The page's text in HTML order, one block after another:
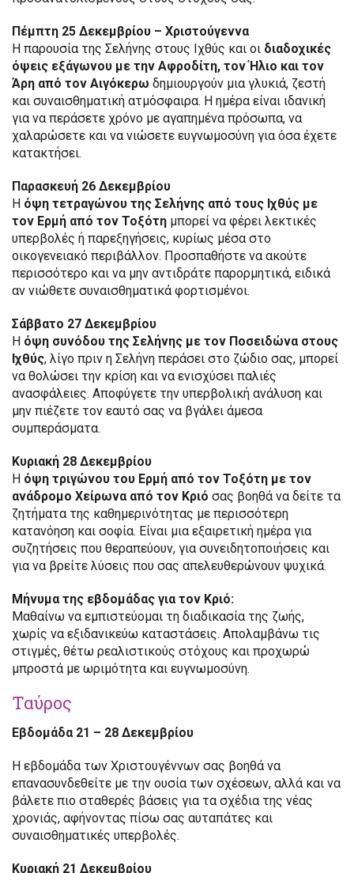
Πέμπτη 25 Δεκεμβρίου – Χριστούγεννα
Η παρουσία της Σελήνης στους Ιχθύς και οι διαδοχικές
όψεις εξάγωνου με την Αφροδίτη, τον Ήλιο και τον
Άρη από τον Αιγόκερω δημιουργούν μια γλυκιά, ζεστή
και συναισθηματική ατμόσφαιρα. Η ημέρα είναι ιδανική
για να περάσετε χρόνο με αγαπημένα πρόσωπα, να
χαλαρώσετε και να νιώσετε ευγνωμοσύνη για όσα έχετε
κατακτήσει.
Παρασκευή 26 Δεκεμβρίου
Η όψη τετραγώνου της Σελήνης από τους Ιχθύς με
τον Ερμή από τον Τοξότη μπορεί να φέρει λεκτικές
υπερβολές ή παρεξηγήσεις, κυρίως μέσα στο
οικογενειακό περιβάλλον. Προσπαθήστε να ακούτε
περισσότερο και να μην αντιδράτε παρορμητικά, ειδικά
αν νιώθετε συναισθηματικά φορτισμένοι.
Σάββατο 27 Δεκεμβρίου
Η όψη συνόδου της Σελήνης με τον Ποσειδώνα στους
Ιχθύς, λίγο πριν η Σελήνη περάσει στο ζώδιο σας, μπορεί
να θολώσει την κρίση και να ενισχύσει παλιές
ανασφάλειες. Αποφύγετε την υπερβολική ανάλυση και
μην πιέζετε τον εαυτό σας να βγάλει άμεσα
συμπεράσματα.
Κυριακή 28 Δεκεμβρίου
Η όψη τριγώνου του Ερμή από τον Τοξότη με τον
ανάδρομο Χείρωνα από τον Κριό σας βοηθά να δείτε τα
ζητήματα της καθημερινότητας με περισσότερη
κατανόηση και σοφία. Είναι μια εξαιρετική ημέρα για
συζητήσεις που θεραπεύουν, για συνειδητοποιήσεις και
για να βρείτε λύσεις που σας απελευθερώνουν ψυχικά.
Μήνυμα της εβδομάδας για τον Κριό:
Μαθαίνω να εμπιστεύομαι τη διαδικασία της ζωής,
χωρίς να εξιδανικεύω καταστάσεις. Απολαμβάνω τις
στιγμές, θέτω ρεαλιστικούς στόχους και προχωρώ
μπροστά με ωριμότητα και ευγνωμοσύνη.
Ταύρος
Εβδομάδα 21 – 28 Δεκεμβρίου
Η εβδομάδα των Χριστουγέννων σας βοηθά να
επανασυνδεθείτε με την ουσία των σχέσεων, αλλά και να
βάλετε πιο σταθερές βάσεις για τα σχέδια της νέας
χρονιάς, αφήνοντας πίσω σας αυταπάτες και
συναισθηματικές υπερβολές.
Κυριακή 21 Δεκεμβρίου